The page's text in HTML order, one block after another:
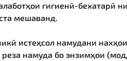
гигиенӣ-бехатарӣ
мешаванд.
истеҳсол намудани
намуда бо энзимҳои